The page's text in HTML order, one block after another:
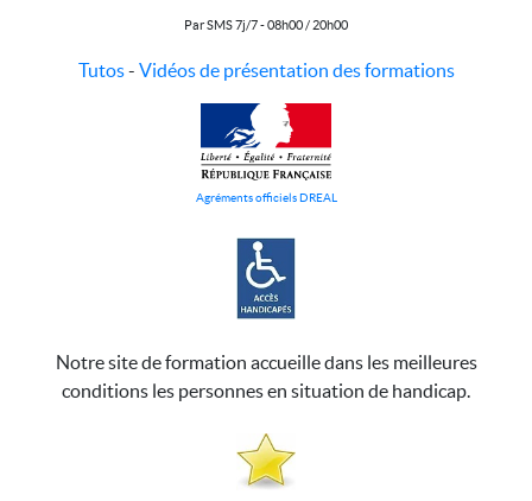
Par SMS 7j/7 - 08h00 / 20h00
Tutos- Vidéos de présentation des formations
Agréments officiels DREAL
Notre site de formation accueille dans les meilleures
conditions les personnes en situation de handicap.